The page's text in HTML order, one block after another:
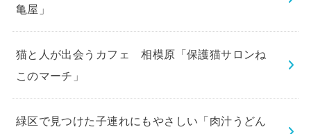
亀屋」
猫と人が出会うカフェ 相模原「保護猫サロンね
このマーチ」
緑区で見つけた子連れにもやさしい「肉汁うどん